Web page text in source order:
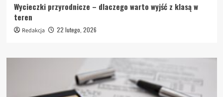
Wycieczki przyrodnicze – dlaczego warto wyjść z klasą w
teren
Redakcja 22 lutego, 2026